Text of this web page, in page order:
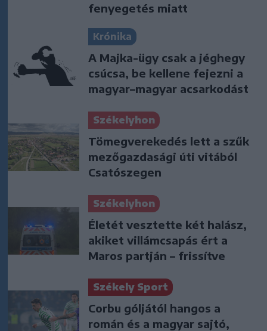
fenyegetés miatt
Krónika
A Majka-ügy csak a jéghegy
csúcsa, be kellene fejezni a
magyar–magyar acsarkodást
Székelyhon
Tömegverekedés lett a szűk
mezőgazdasági úti vitából
Csatószegen
Székelyhon
Életét vesztette két halász,
akiket villámcsapás ért a
Maros partján – frissítve
Székely Sport
Corbu góljától hangos a
román és a magyar sajtó,